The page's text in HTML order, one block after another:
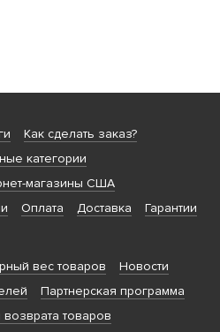
Как сделать заказ?
категории
магазины США
Оплата Доставка
Гарантии
вес товаров
Новости
Партнерская программа
товаров